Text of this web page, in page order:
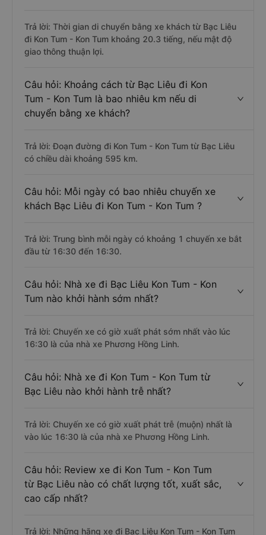
Trả lời: Thời gian di chuyển bằng xe khách từ Bạc Liêu
đi Kon Tum - Kon Tum khoảng 20.3 tiếng, nếu mật độ
giao thông thuận lợi.
Câu hỏi: Khoảng cách từ Bạc Liêu đi Kon
Tum - Kon Tum là bao nhiêu km nếu di
chuyển bằng xe khách?
Trả lời: Đoạn đường đi Kon Tum - Kon Tum từ Bạc Liêu
có chiều dài khoảng 595 km.
Câu hỏi: Mỗi ngày có bao nhiêu chuyến xe
khách Bạc Liêu đi Kon Tum - Kon Tum ?
Trả lời: Trung bình mỗi ngày có khoảng 1 chuyến xe bắt
đầu từ 16:30 đến 16:30.
Câu hỏi: Nhà xe đi Bạc Liêu Kon Tum - Kon
Tum nào khởi hành sớm nhất?
Trả lời: Chuyến xe có giờ xuất phát sớm nhất vào lúc
16:30 là của nhà xe Phương Hồng Linh.
Câu hỏi: Nhà xe đi Kon Tum - Kon Tum từ
Bạc Liêu nào khởi hành trễ nhất?
Trả lời: Chuyến xe có giờ xuất phát trễ (muộn) nhất là
vào lúc 16:30 là của nhà xe Phương Hồng Linh.
Câu hỏi: Review xe đi Kon Tum - Kon Tum
từ Bạc Liêu nào có chất lượng tốt, xuất sắc,
cao cấp nhất?
Trả lời: Những hãng xe đi Bạc Liêu Kon Tum - Kon Tum